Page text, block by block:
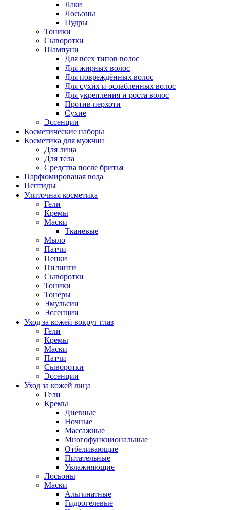
Лаки
Лосьоны
Пудры
Тоники
Сыворотки
Шампуни
Для всех типов волос
Для жирных волос
Для повреждённых волос
Для сухих и ослабленных волос
Для укрепления и роста волос
Против перхоти
Сухие
Эссенции
Косметические наборы
Косметика для мужчин
Для лица
Для тела
Средства после бритья
Парфюмированая вода
Пептиды
Улиточная косметика
Гели
Кремы
Маски
Тканевые
Мыло
Патчи
Пенки
Пилинги
Сыворотки
Тоники
Тонеры
Эмульсии
Эссенции
Уход за кожей вокруг глаз
Гели
Кремы
Маски
Патчи
Сыворотки
Эссенции
Уход за кожей лица
Гели
Кремы
Дневные
Ночные
Массажные
Многофункциональные
Отбеливающие
Питательные
Увлажняющие
Лосьоны
Маски
Альгинатные
Гидрогелевые